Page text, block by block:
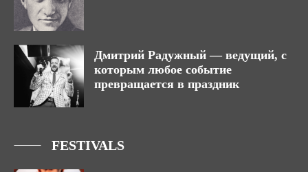
Дмитрий Радужный — ведущий, с
которым любое событие
превращается в праздник
FESTIVALS